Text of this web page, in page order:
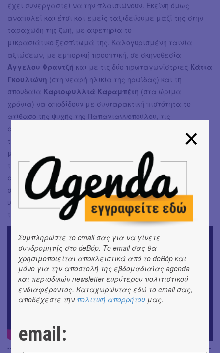
έχει συνεργαστεί να την πλαισιώνουν. Εκείνη όμως
αναπολεί και έτσι και εμείς ταξιδεύουμε μαζί της στην
ταραχώδη της ζωή, με αφετηρία το
μικρασιάτικο ξεσπίτωμά της. Καλογυρισμένη ταινία
αξιώσεων, με εμπορική προοπτική, σε σκηνοθεσία
Άγγελου Φραντζή και με τις δύο πρωταγωνίστριες Κάτια
Γκουλιώνη (στη νεαρή ηλικία της ηρωίδας) και τη
σπουδαία Καριοφυλλιά Καραμπέτη (στα ώριμα
χρόνια) να αποδίδουν με συνταρακτική πιστότητα το
ατίθασο της ψυχής της Παπαγιαννοπούλου, τις
ασυμβίβαστες επιλογές, τα πάθη, τις απώλειές
της. Αξιοσημείωτο είναι ότι δεν έχουμε να κάνουμε με
μια μουσική βιογραφία, φορτωμένη κατά κύριο λόγο με
τραγούδια, ασφαλώς ακούμε ρεφρέν και από αυτά,
αλλά με μια ταινία που εστιάζει στον άνθρωπο Ευτυχία,
στις περιπέτειές της και στα μύχιά της, συνθέτοντας ένα
υποδειγματικό δράμα με στοιχεία χιούμορ, έντασης και
τραγικότητας, όπως δηλαδή ήταν και η ζωή της ηρωίδας.
-----------------------------------------------------------------------------------
Συμπληρώστε το email σας για να γίνετε
συνδρομητής στο deBόp. Το email σας θα
χρησιμοποιείται αποκλειστικά από το deBόp και
μόνο για την αποστολή της εβδομαδιαίας agenda
και περιοδικών newsletter ευρύτερου πολιτιστικού
ενδιαφέροντος. Καταχωρώντας εδώ το email σας,
αποδέχεστε την πολιτική απορρήτου μας.
email: